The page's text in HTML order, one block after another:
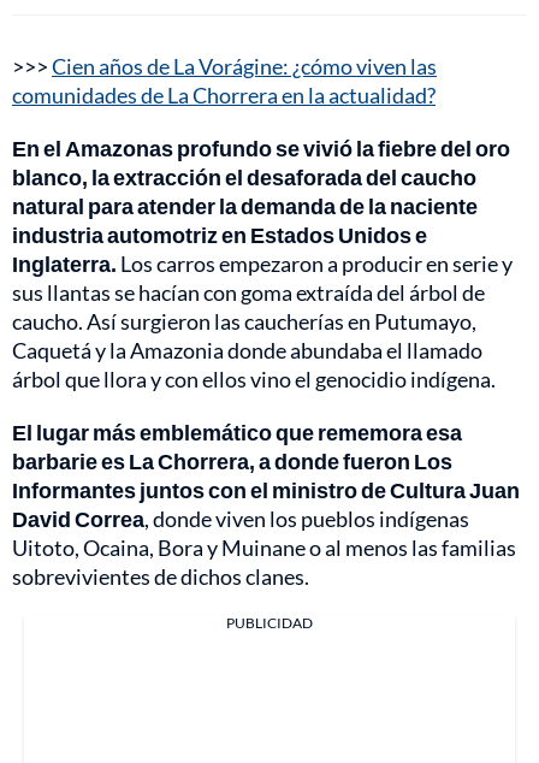
>>>Cien años de La Vorágine: ¿cómo viven las
comunidades de La Chorrera en la actualidad?
En el Amazonas profundo se vivió la fiebre del oro
blanco, la extracción el desaforada del caucho
natural para atender la demanda de la naciente
industria automotriz en Estados Unidos e
Inglaterra. Los carros empezaron a producir en serie y
sus llantas se hacían con goma extraída del árbol de
caucho. Así surgieron las caucherías en Putumayo,
Caquetá y la Amazonia donde abundaba el llamado
árbol que llora y con ellos vino el genocidio indígena.
El lugar más emblemático que rememora esa
barbarie es La Chorrera, a donde fueron Los
Informantes juntos con el ministro de Cultura Juan
David Correa, donde viven los pueblos indígenas
Uitoto, Ocaina, Bora y Muinane o al menos las familias
sobrevivientes de dichos clanes.
PUBLICIDAD